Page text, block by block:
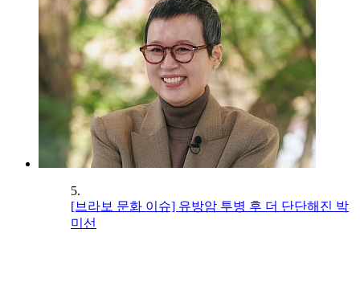
5.
[브라보 문화 이슈] 유방암 투병 후 더 단단해진 박
미선